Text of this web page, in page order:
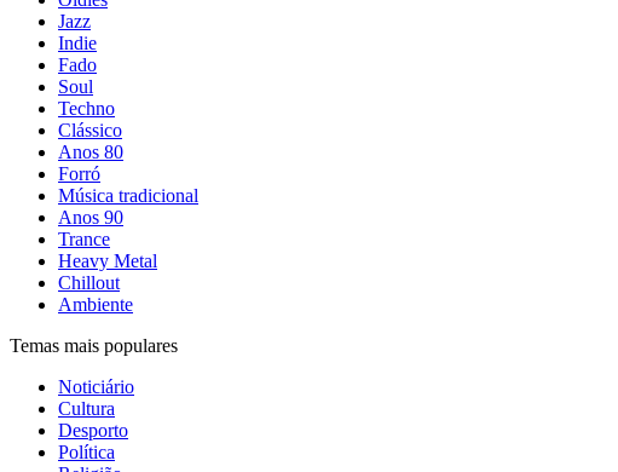
Jazz
Indie
Fado
Soul
Techno
Clássico
Anos 80
Forró
Música tradicional
Anos 90
Trance
Heavy Metal
Chillout
Ambiente
Temas mais populares
Noticiário
Cultura
Desporto
Política